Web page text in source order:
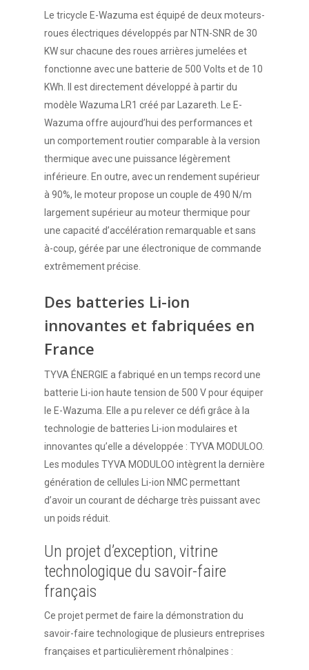
Le tricycle E-Wazuma est équipé de deux moteurs-
roues électriques développés par NTN-SNR de 30
KW sur chacune des roues arrières jumelées et
fonctionne avec une batterie de 500 Volts et de 10
KWh. Il est directement développé à partir du
modèle Wazuma LR1 créé par Lazareth. Le E-
Wazuma offre aujourd’hui des performances et
un comportement routier comparable à la version
thermique avec une puissance légèrement
inférieure. En outre, avec un rendement supérieur
à 90%, le moteur propose un couple de 490 N/m
largement supérieur au moteur thermique pour
une capacité d’accélération remarquable et sans
à-coup, gérée par une électronique de commande
extrêmement précise.
Des batteries Li-ion
innovantes et fabriquées en
France
TYVA ÉNERGIE a fabriqué en un temps record une
batterie Li-ion haute tension de 500 V pour équiper
le E-Wazuma. Elle a pu relever ce défi grâce à la
technologie de batteries Li-ion modulaires et
innovantes qu’elle a développée : TYVA MODULOO.
Les modules TYVA MODULOO intègrent la dernière
génération de cellules Li-ion NMC permettant
d’avoir un courant de décharge très puissant avec
un poids réduit.
Un projet d’exception, vitrine
technologique du savoir-faire
français
Ce projet permet de faire la démonstration du
savoir-faire technologique de plusieurs entreprises
françaises et particulièrement rhônalpines :